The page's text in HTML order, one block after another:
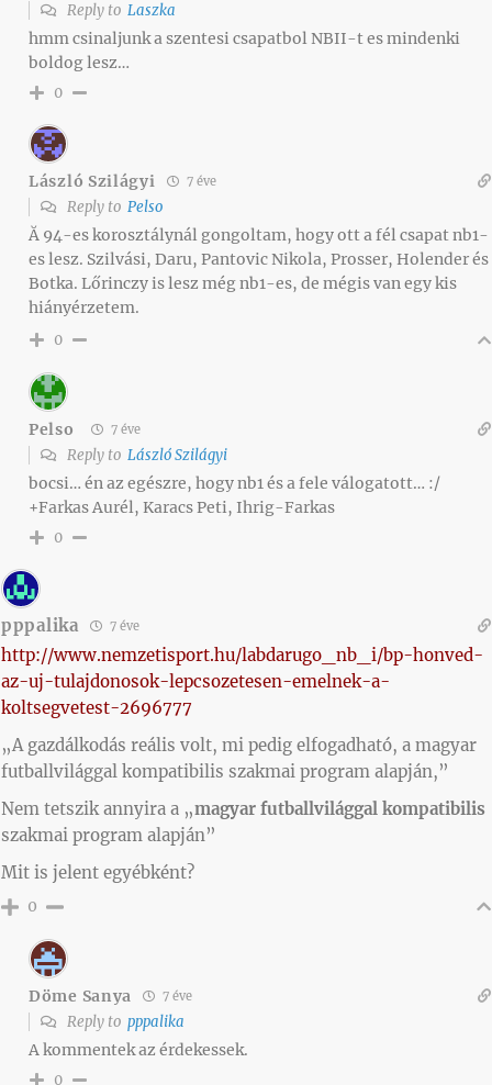
Reply to Laszka
hmm csinaljunk a szentesi csapatbol NBII-t es mindenki
boldog lesz…
0
László Szilágyi 7 éve
Reply to Pelso
Ă 94-es korosztálynál gongoltam, hogy ott a fél csapat nb1-
es lesz. Szilvási, Daru, Pantovic Nikola, Prosser, Holender és
Botka. Lőrinczy is lesz még nb1-es, de mégis van egy kis
hiányérzetem.
0
Pelso 7 éve
Reply to László Szilágyi
bocsi… én az egészre, hogy nb1 és a fele válogatott… :/
+Farkas Aurél, Karacs Peti, Ihrig-Farkas
0
pppalika 7 éve
http://www.nemzetisport.hu/labdarugo_nb_i/bp-honved-
az-uj-tulajdonosok-lepcsozetesen-emelnek-a-
koltsegvetest-2696777
„A gazdálkodás reális volt, mi pedig elfogadható, a magyar
futballvilággal kompatibilis szakmai program alapján,”
Nem tetszik annyira a „magyar futballvilággal kompatibilis
szakmai program alapján”
Mit is jelent egyébként?
0
Döme Sanya 7 éve
Reply to pppalika
A kommentek az érdekessek.
0